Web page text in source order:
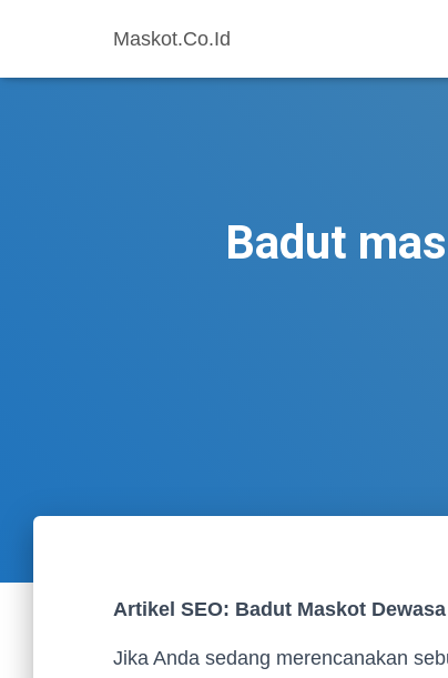
Maskot.Co.Id
Badut
Artikel SEO: Badut Maskot
Jika Anda sedang merencanakan